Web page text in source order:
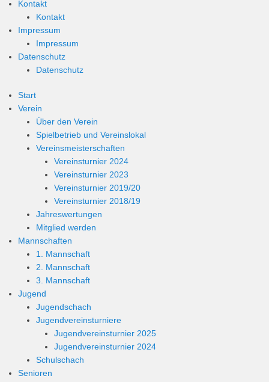
Kontakt
Kontakt
Impressum
Impressum
Datenschutz
Datenschutz
Start
Verein
Über den Verein
Spielbetrieb und Vereinslokal
Vereinsmeisterschaften
Vereinsturnier 2024
Vereinsturnier 2023
Vereinsturnier 2019/20
Vereinsturnier 2018/19
Jahreswertungen
Mitglied werden
Mannschaften
1. Mannschaft
2. Mannschaft
3. Mannschaft
Jugend
Jugendschach
Jugendvereinsturniere
Jugendvereinsturnier 2025
Jugendvereinsturnier 2024
Schulschach
Senioren